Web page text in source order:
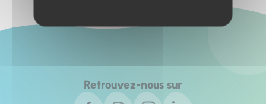
Retrouvez-nous sur